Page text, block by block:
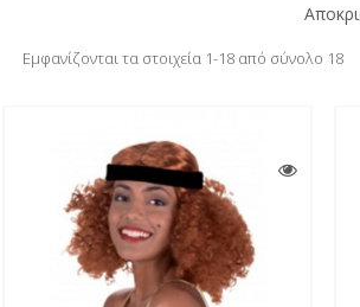
Εμφανίζονται τα στοιχεία 1-18 από σύνολο 18